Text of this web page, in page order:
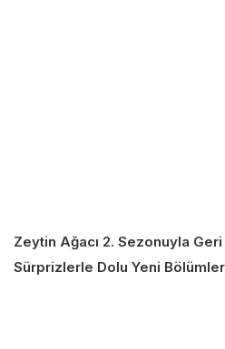
Zeytin Ağacı 2. Sezonuyla Geri
Sürprizlerle Dolu Yeni